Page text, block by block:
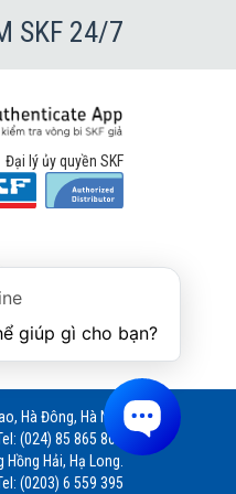
SKF 24/7
Đại lý ủy quyền SKF
Hà Đông, Hà Nội.
(024) 85 865 866
Hải, Hạ Long.
(0203) 6 559 395
giúp gì cho bạn?